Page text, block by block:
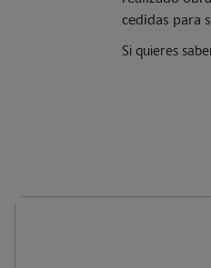
cedidas para
Si quieres